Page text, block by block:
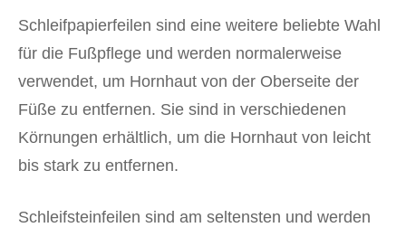
Schleifpapierfeilen sind eine weitere beliebte Wahl
für die Fußpflege und werden normalerweise
verwendet, um Hornhaut von der Oberseite der
Füße zu entfernen. Sie sind in verschiedenen
Körnungen erhältlich, um die Hornhaut von leicht
bis stark zu entfernen.
Schleifsteinfeilen sind am seltensten und werden